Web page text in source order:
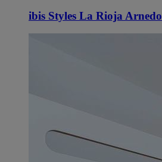
ibis Styles La Rioja Arnedo